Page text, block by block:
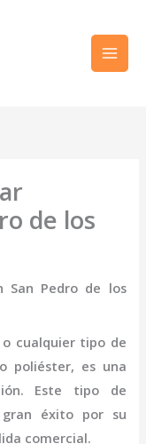
de los
San Pedro de los
cualquier tipo de
poliéster, es una
Este tipo de
éxito por su
comercial.